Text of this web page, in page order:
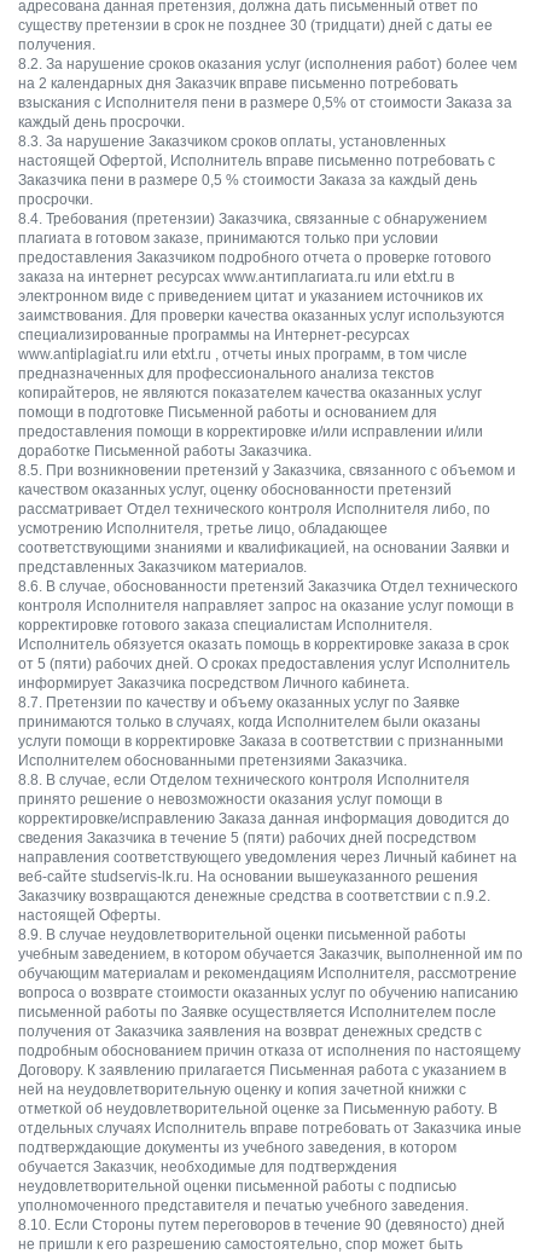
адресована данная претензия, должна дать письменный ответ по
существу претензии в срок не позднее 30 (тридцати) дней с даты ее
получения.
8.2. За нарушение сроков оказания услуг (исполнения работ) более чем
на 2 календарных дня Заказчик вправе письменно потребовать
взыскания с Исполнителя пени в размере 0,5% от стоимости Заказа за
каждый день просрочки.
8.3. За нарушение Заказчиком сроков оплаты, установленных
настоящей Офертой, Исполнитель вправе письменно потребовать с
Заказчика пени в размере 0,5 % стоимости Заказа за каждый день
просрочки.
8.4. Требования (претензии) Заказчика, связанные с обнаружением
плагиата в готовом заказе, принимаются только при условии
предоставления Заказчиком подробного отчета о проверке готового
заказа на интернет ресурсах www.антиплагиата.ru или etxt.ru в
электронном виде с приведением цитат и указанием источников их
заимствования. Для проверки качества оказанных услуг используются
специализированные программы на Интернет-ресурсах
www.antiplagiat.ru или etxt.ru , отчеты иных программ, в том числе
предназначенных для профессионального анализа текстов
копирайтеров, не являются показателем качества оказанных услуг
помощи в подготовке Письменной работы и основанием для
предоставления помощи в корректировке и/или исправлении и/или
доработке Письменной работы Заказчика.
8.5. При возникновении претензий у Заказчика, связанного с объемом и
качеством оказанных услуг, оценку обоснованности претензий
рассматривает Отдел технического контроля Исполнителя либо, по
усмотрению Исполнителя, третье лицо, обладающее
соответствующими знаниями и квалификацией, на основании Заявки и
представленных Заказчиком материалов.
8.6. В случае, обоснованности претензий Заказчика Отдел технического
контроля Исполнителя направляет запрос на оказание услуг помощи в
корректировке готового заказа специалистам Исполнителя.
Исполнитель обязуется оказать помощь в корректировке заказа в срок
от 5 (пяти) рабочих дней. О сроках предоставления услуг Исполнитель
информирует Заказчика посредством Личного кабинета.
8.7. Претензии по качеству и объему оказанных услуг по Заявке
принимаются только в случаях, когда Исполнителем были оказаны
услуги помощи в корректировке Заказа в соответствии с признанными
Исполнителем обоснованными претензиями Заказчика.
8.8. В случае, если Отделом технического контроля Исполнителя
принято решение о невозможности оказания услуг помощи в
корректировке/исправлению Заказа данная информация доводится до
сведения Заказчика в течение 5 (пяти) рабочих дней посредством
направления соответствующего уведомления через Личный кабинет на
веб-сайте studservis-lk.ru. На основании вышеуказанного решения
Заказчику возвращаются денежные средства в соответствии с п.9.2.
настоящей Оферты.
8.9. В случае неудовлетворительной оценки письменной работы
учебным заведением, в котором обучается Заказчик, выполненной им по
обучающим материалам и рекомендациям Исполнителя, рассмотрение
вопроса о возврате стоимости оказанных услуг по обучению написанию
письменной работы по Заявке осуществляется Исполнителем после
получения от Заказчика заявления на возврат денежных средств с
подробным обоснованием причин отказа от исполнения по настоящему
Договору. К заявлению прилагается Письменная работа с указанием в
ней на неудовлетворительную оценку и копия зачетной книжки с
отметкой об неудовлетворительной оценке за Письменную работу. В
отдельных случаях Исполнитель вправе потребовать от Заказчика иные
подтверждающие документы из учебного заведения, в котором
обучается Заказчик, необходимые для подтверждения
неудовлетворительной оценки письменной работы с подписью
уполномоченного представителя и печатью учебного заведения.
8.10. Если Стороны путем переговоров в течение 90 (девяносто) дней
не пришли к его разрешению самостоятельно, спор может быть